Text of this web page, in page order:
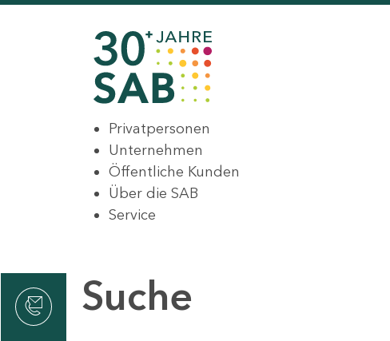
Privatpersonen
Unternehmen
Öffentliche Kunden
Über die SAB
Service
Suche